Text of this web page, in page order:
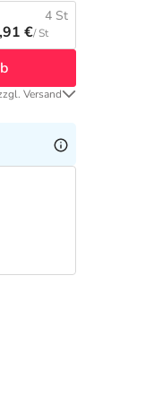
4 St
€/ St
Versand